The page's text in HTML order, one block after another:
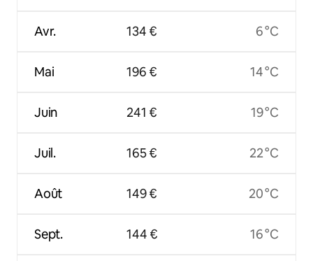
Avr.
Mai
Juin
Juil.
Août
Sept.
134 €
196 €
241 €
165 €
149 €
144 €
6 °C
14 °C
19 °C
22 °C
20 °C
16 °C